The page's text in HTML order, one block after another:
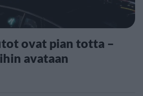
ovat pian totta –
avataan